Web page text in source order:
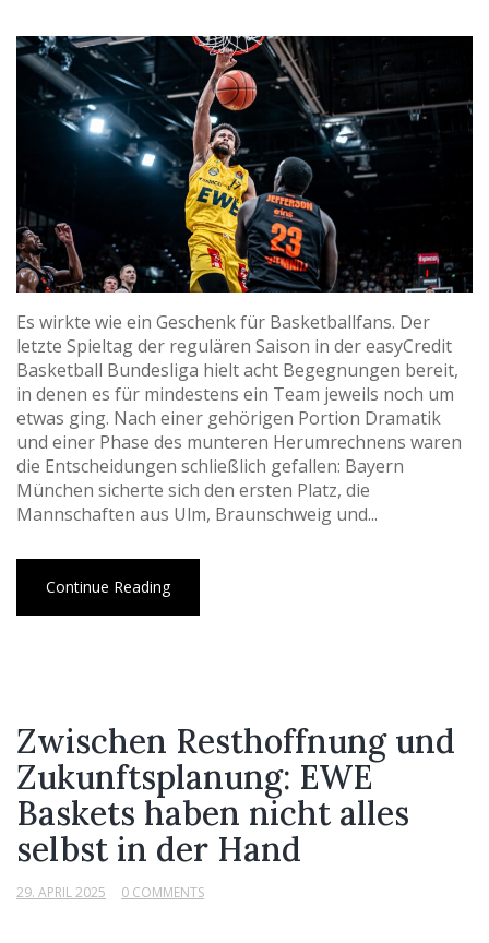
Es wirkte wie ein Geschenk für Basketballfans. Der
letzte Spieltag der regulären Saison in der easyCredit
Basketball Bundesliga hielt acht Begegnungen bereit,
in denen es für mindestens ein Team jeweils noch um
etwas ging. Nach einer gehörigen Portion Dramatik
und einer Phase des munteren Herumrechnens waren
die Entscheidungen schließlich gefallen: Bayern
München sicherte sich den ersten Platz, die
Mannschaften aus Ulm, Braunschweig und...
Continue Reading
Zwischen Resthoffnung und
Zukunftsplanung: EWE
Baskets haben nicht alles
selbst in der Hand
29. APRIL 2025 0 COMMENTS